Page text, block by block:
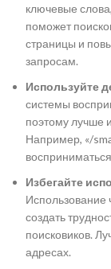
ключевые
поможет
страницы и
запросам.
Используйте
системы
поэтому лучше
Например, «/
Избегайте
Использование
создать
поисковиков.
адресах.